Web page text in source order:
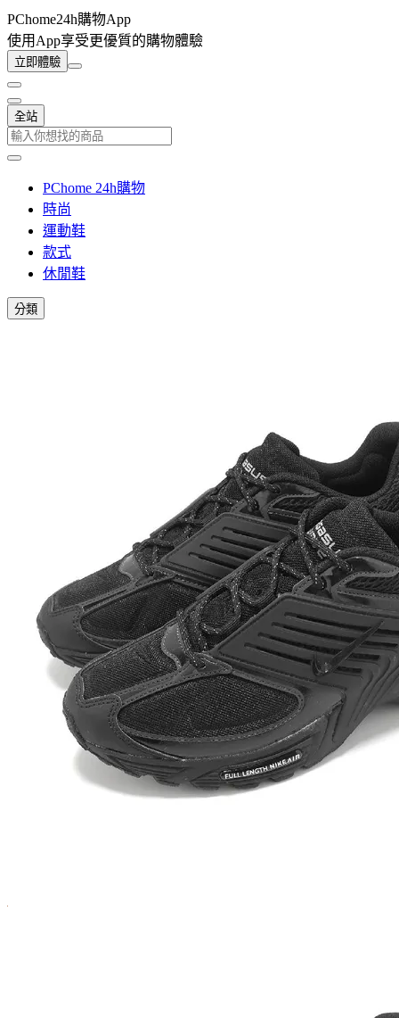
PChome24h購物App
使用App享受更優質的購物體驗
立即體驗
全站
PChome 24h購物
時尚
運動鞋
款式
休閒鞋
分類